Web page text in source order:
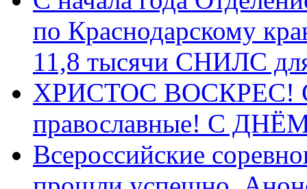
по Краснодарскому
11,8 тысячи СНИЛС
ХРИСТОС ВОСКРЕС! С
православные! C
Всероссийские